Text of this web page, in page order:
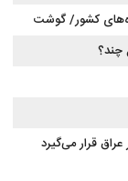
کشور/ گوشت
فروش می‌رود؟
چند؟
قرار می‌گیرد